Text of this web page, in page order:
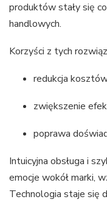
produktów stały się
handlowych.
Korzyści z tych
redukcja
zwiększenie
poprawa
Intuicyjna obsługa i
emocje wokół marki,
Technologia staje się